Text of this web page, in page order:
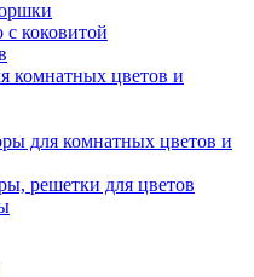
коковитой
комнатных цветов и
для комнатных цветов и
решетки для цветов